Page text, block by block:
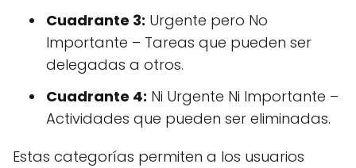
Cuadrante 3: Urgente pero No
Importante – Tareas que pueden ser
delegadas a otros.
Cuadrante 4: Ni Urgente Ni Importante –
Actividades que pueden ser eliminadas.
Estas categorías permiten a los usuarios